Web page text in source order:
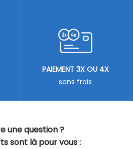
une question ?
sont là pour vous :
PAIEMENT 3X OU 4X
sans frais